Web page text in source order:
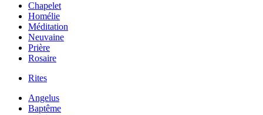
Chapelet
Homélie
Méditation
Neuvaine
Prière
Rosaire
Rites
Angelus
Baptême